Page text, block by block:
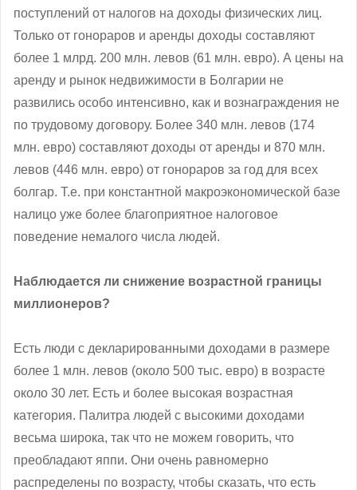
поступлений от налогов на доходы физических лиц.
Только от гонораров и аренды доходы составляют
более 1 млрд. 200 млн. левов (61 млн. евро). А цены на
аренду и рынок недвижимости в Болгарии не
развились особо интенсивно, как и вознаграждения не
по трудовому договору. Более 340 млн. левов (174
млн. евро) составляют доходы от аренды и 870 млн.
левов (446 млн. евро) от гонораров за год для всех
болгар. Т.е. при константной макроэкономической базе
налицо уже более благоприятное налоговое
поведение немалого числа людей.
Наблюдается ли снижение возрастной границы
миллионеров?
Есть люди с декларированными доходами в размере
более 1 млн. левов (около 500 тыс. евро) в возрасте
около 30 лет. Есть и более высокая возрастная
категория. Палитра людей с высокими доходами
весьма широка, так что не можем говорить, что
преобладают яппи. Они очень равномерно
распределены по возрасту, чтобы сказать, что есть